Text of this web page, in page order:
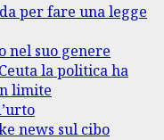
per fare una legge
nel suo genere
la politica ha
limite
news sul cibo